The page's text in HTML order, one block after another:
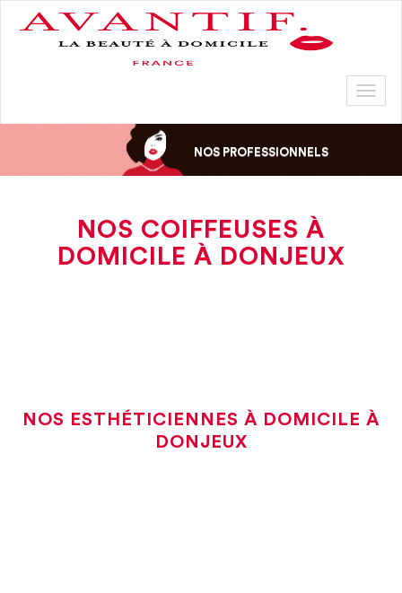
NOS PROFESSIONNELS
NOS COIFFEUSES À
DOMICILE À DONJEUX
NOS ESTHÉTICIENNES À DOMICILE À
DONJEUX